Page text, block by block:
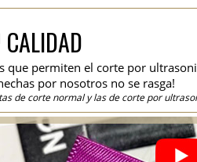
8000 pz.
4,7558
15000 pz.
4,4387
20000 pz.
3,6778
que permiten el corte por
por nosotros no se rasga!
de corte normal y las de corte por